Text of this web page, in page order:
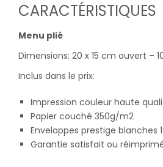
CARACTÉRISTIQUES
Menu plié
Dimensions: 20 x 15 cm ouvert –
Inclus dans le prix:
Impression couleur haute
Papier couché 350g/m2
Enveloppes prestige blanches
Garantie satisfait ou